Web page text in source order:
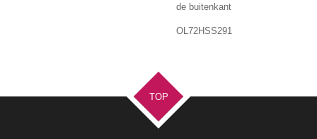
de buitenkant
OL72HSS291
TOP